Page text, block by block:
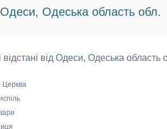
Одеси, Одеська область обл.
відстані від Одеси, Одеська область
Церква